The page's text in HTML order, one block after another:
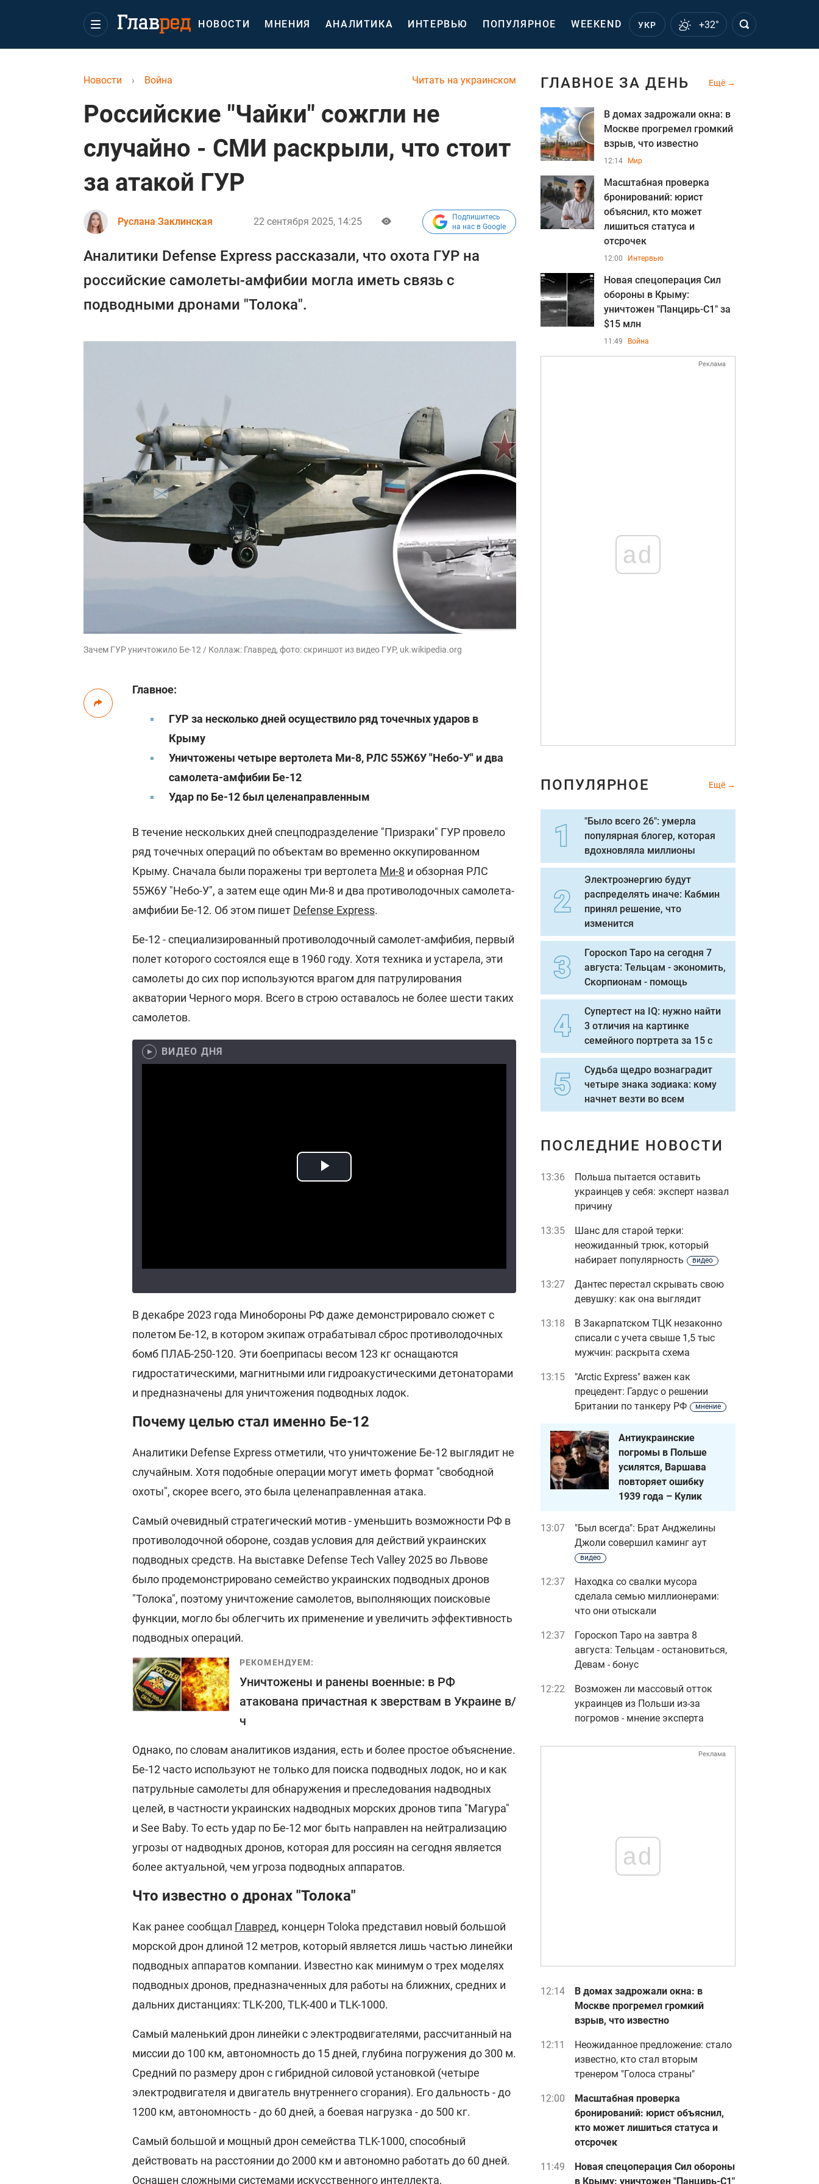
НОВОСТИ МНЕНИЯ АНАЛИТИКА ИНТЕРВЬЮ ПОПУЛЯРНОЕ WEEKEND УКР +32°
Читать на украинском
Новости › Война
Российские "Чайки" сожгли не
случайно - СМИ раскрыли, что стоит
за атакой ГУР
Руслана Заклинская 22 сентября 2025, 14:25
Подпишитесь
на нас в Google
Аналитики Defense Express рассказали, что охота ГУР на
российские самолеты-амфибии могла иметь связь с
подводными дронами "Толока".
Зачем ГУР уничтожило Бе-12 / Коллаж: Главред, фото: скриншот из видео ГУР, uk.wikipedia.org
Главное:
ГУР за несколько дней осуществило ряд точечных ударов в
Крыму
Уничтожены четыре вертолета Ми-8, РЛС 55Ж6У "Небо-У" и два
самолета-амфибии Бе-12
Удар по Бе-12 был целенаправленным
В течение нескольких дней спецподразделение "Призраки" ГУР провело
ряд точечных операций по объектам во временно оккупированном
Крыму. Сначала были поражены три вертолета Ми-8 и обзорная РЛС
55Ж6У "Небо-У", а затем еще один Ми-8 и два противолодочных самолета-
амфибии Бе-12. Об этом пишет Defense Express.
Бе-12 - специализированный противолодочный самолет-амфибия, первый
полет которого состоялся еще в 1960 году. Хотя техника и устарела, эти
самолеты до сих пор используются врагом для патрулирования
акватории Черного моря. Всего в строю оставалось не более шести таких
самолетов.
ВИДЕО ДНЯ
В декабре 2023 года Минобороны РФ даже демонстрировало сюжет с
полетом Бе-12, в котором экипаж отрабатывал сброс противолодочных
бомб ПЛАБ-250-120. Эти боеприпасы весом 123 кг оснащаются
гидростатическими, магнитными или гидроакустическими детонаторами
и предназначены для уничтожения подводных лодок.
Почему целью стал именно Бе-12
Аналитики Defense Express отметили, что уничтожение Бе-12 выглядит не
случайным. Хотя подобные операции могут иметь формат "свободной
охоты", скорее всего, это была целенаправленная атака.
Самый очевидный стратегический мотив - уменьшить возможности РФ в
противолодочной обороне, создав условия для действий украинских
подводных средств. На выставке Defense Tech Valley 2025 во Львове
было продемонстрировано семейство украинских подводных дронов
"Толока", поэтому уничтожение самолетов, выполняющих поисковые
функции, могло бы облегчить их применение и увеличить эффективность
подводных операций.
РЕКОМЕНДУЕМ:
Уничтожены и ранены военные: в РФ
атакована причастная к зверствам в Украине в/
ч
Однако, по словам аналитиков издания, есть и более простое объяснение.
Бе-12 часто используют не только для поиска подводных лодок, но и как
патрульные самолеты для обнаружения и преследования надводных
целей, в частности украинских надводных морских дронов типа "Магура"
и See Baby. То есть удар по Бе-12 мог быть направлен на нейтрализацию
угрозы от надводных дронов, которая для россиян на сегодня является
более актуальной, чем угроза подводных аппаратов.
Что известно о дронах "Толока"
Как ранее сообщал Главред, концерн Toloka представил новый большой
морской дрон длиной 12 метров, который является лишь частью линейки
подводных аппаратов компании. Известно как минимум о трех моделях
подводных дронов, предназначенных для работы на ближних, средних и
дальних дистанциях: TLK-200, TLK-400 и TLK-1000.
Самый маленький дрон линейки с электродвигателями, рассчитанный на
миссии до 100 км, автономность до 15 дней, глубина погружения до 300 м.
Средний по размеру дрон с гибридной силовой установкой (четыре
электродвигателя и двигатель внутреннего сгорания). Его дальность - до
1200 км, автономность - до 60 дней, а боевая нагрузка - до 500 кг.
Самый большой и мощный дрон семейства TLK-1000, способный
действовать на расстоянии до 2000 км и автономно работать до 60 дней.
Оснащен сложными системами искусственного интеллекта,
ГЛАВНОЕ ЗА ДЕНЬ Ещё
В домах задрожали окна: в
Москве прогремел громкий
взрыв, что известно
12:14 Мир
Масштабная проверка
бронирований: юрист
объяснил, кто может
лишиться статуса и
отсрочек
12:00 Интервью
Новая спецоперация Сил
обороны в Крыму:
уничтожен "Панцирь-С1" за
$15 млн
11:49 Война
Реклама
ad
ПОПУЛЯРНОЕ Ещё
"Было всего 26": умерла
популярная блогер, которая
вдохновляла миллионы
Электроэнергию будут
распределять иначе: Кабмин
принял решение, что
изменится
Гороскоп Таро на сегодня 7
августа: Тельцам - экономить,
Скорпионам - помощь
Супертест на IQ: нужно найти
3 отличия на картинке
семейного портрета за 15 с
Судьба щедро вознаградит
четыре знака зодиака: кому
начнет везти во всем
ПОСЛЕДНИЕ НОВОСТИ
13:36
Польша пытается оставить
украинцев у себя: эксперт назвал
причину
13:35
Шанс для старой терки:
неожиданный трюк, который
набирает популярность
видео
13:27
Дантес перестал скрывать свою
девушку: как она выглядит
13:18
В Закарпатском ТЦК незаконно
списали с учета свыше 1,5 тыс
мужчин: раскрыта схема
13:15
"Arctic Express" важен как
прецедент: Гардус о решении
Британии по танкеру РФ
мнение
Антиукраинские
погромы в Польше
усилятся, Варшава
повторяет ошибку
1939 года – Кулик
13:07
"Был всегда": Брат Анджелины
Джоли совершил каминг аут
видео
12:37
Находка со свалки мусора
сделала семью миллионерами:
что они отыскали
12:37
Гороскоп Таро на завтра 8
августа: Тельцам - остановиться,
Девам - бонус
12:22
Возможен ли массовый отток
украинцев из Польши из-за
погромов - мнение эксперта
Реклама
ad
12:14
В домах задрожали окна: в
Москве прогремел громкий
взрыв, что известно
12:11
Неожиданное предложение: стало
известно, кто стал вторым
тренером "Голоса страны"
12:00
Масштабная проверка
бронирований: юрист объяснил,
кто может лишиться статуса и
отсрочек
11:49
Новая спецоперация Сил обороны
в Крыму: уничтожен "Панцирь-С1"